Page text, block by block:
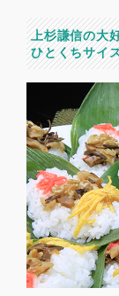
上杉謙信の大
ひとくちサイ